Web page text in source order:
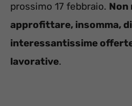
prossimo 17 febbraio. Non
approfittare, insomma,
interessantissime
lavorative.